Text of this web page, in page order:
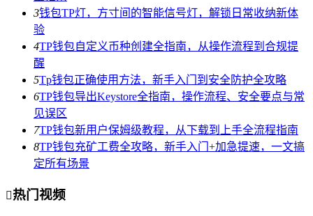
3钱包TP灯，方寸间的智能信号灯，解锁日常收纳新体
验
4TP钱包自定义币种创建全指南，从操作流程到合规提
醒
5Tp钱包正确使用方法，新手入门到安全防护全攻略
6TP钱包导出Keystore全指南，操作流程、安全要点与常
见误区
7TP钱包新用户保姆级教程，从下载到上手全流程指南
8TP钱包充矿工费全攻略，新手入门+加急提速，一文搞
定所有场景
热门视频